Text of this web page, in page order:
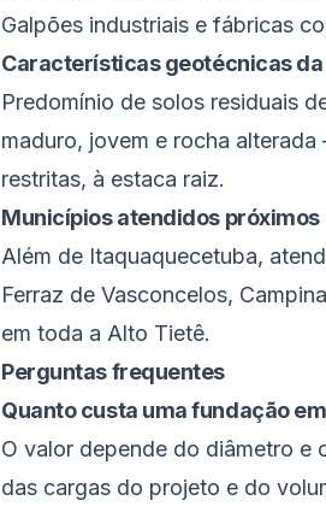
Galpões industriais e fábricas
Características geotécnicas
Predomínio de solos residuais
maduro, jovem e rocha
restritas, à estaca raiz.
Municípios atendidos próximos
Além de Itaquaquecetuba,
Ferraz de Vasconcelos,
em toda a Alto Tietê.
Perguntas frequentes
Quanto custa uma fundação
O valor depende do diâmetro e
das cargas do projeto e do